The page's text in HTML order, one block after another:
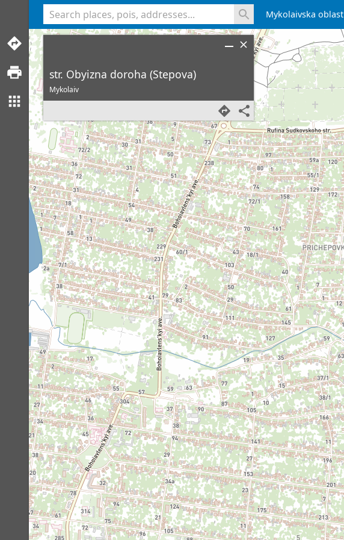
Mykolaivska oblast
str. Obyizna doroha (Stepova)
Mykolaiv
<% console.log(hcard) %>